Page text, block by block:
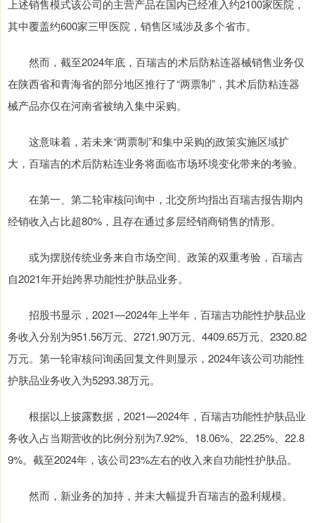
上述销售模式该公司的主营产品在国内已经准入约2100家医院，
其中覆盖约600家三甲医院，销售区域涉及多个省市。
然而，截至2024年底，百瑞吉的术后防粘连器械销售业务仅
在陕西省和青海省的部分地区推行了“两票制”，其术后防粘连器
械产品亦仅在河南省被纳入集中采购。
这意味着，若未来“两票制”和集中采购的政策实施区域扩
大，百瑞吉的术后防粘连业务将面临市场环境变化带来的考验。
在第一、第二轮审核问询中，北交所均指出百瑞吉报告期内
经销收入占比超80%，且存在通过多层经销商销售的情形。
或为摆脱传统业务来自市场空间、政策的双重考验，百瑞吉
自2021年开始跨界功能性护肤品业务。
招股书显示，2021—2024年上半年，百瑞吉功能性护肤品业
务收入分别为951.56万元、2721.90万元、4409.65万元、2320.82
万元。第一轮审核问询函回复文件则显示，2024年该公司功能性
护肤品业务收入为5293.38万元。
根据以上披露数据，2021—2024年，百瑞吉功能性护肤品业
务收入占当期营收的比例分别为7.92%、18.06%、22.25%、22.8
9%。截至2024年，该公司23%左右的收入来自功能性护肤品。
然而，新业务的加持，并未大幅提升百瑞吉的盈利规模。